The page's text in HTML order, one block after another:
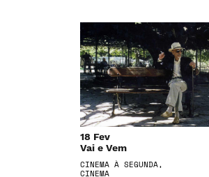
18 Fev
Vai e Vem
CINEMA À SEGUNDA,
CINEMA